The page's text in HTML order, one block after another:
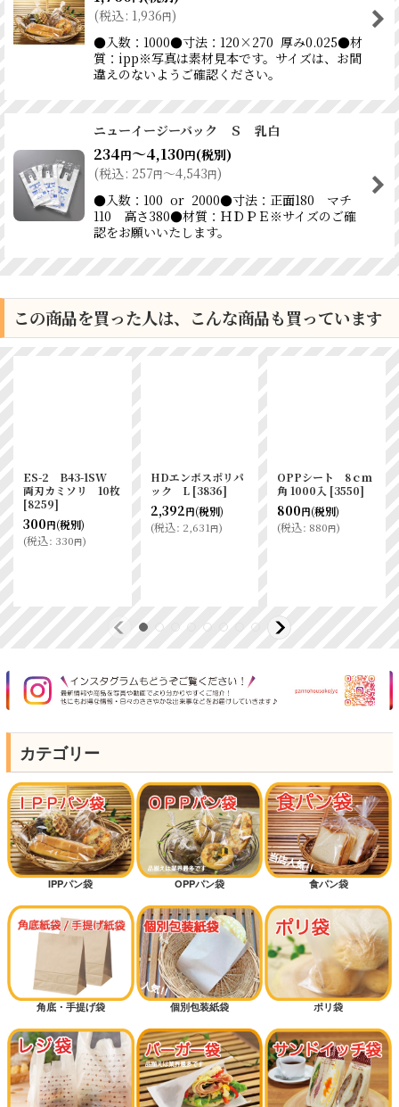
(税込: 1,936円)
●入数：1000●寸法：120×270 厚み0.025●材
質：ipp※写真は素材見本です。サイズは、お間
違えのないようご確認ください。
ニューイージーバック Ｓ 乳白
234円～4,130円(税別)
(税込: 257円～4,543円)
●入数：100 or 2000●寸法：正面180 マチ
110 高さ380●材質：ＨＤＰＥ※サイズのご確
認をお願いいたします。
この商品を買った人は、こんな商品も買っています
OPPシート 8ｃｍ
角 1000入 [ 3550]
800円
(税込:880円
イギリス食パン1斤
袋 0.03×130／
250×380 IPP
[1135]
4,890
(税別)
半斤用 食パン袋
大 IPP 1000枚
[ 1120 ]
2,850円(税別)
カテゴリー
IPPパン袋 OPPパン袋 食パン袋
角底・手提げ袋 個別包装紙袋 ポリ袋